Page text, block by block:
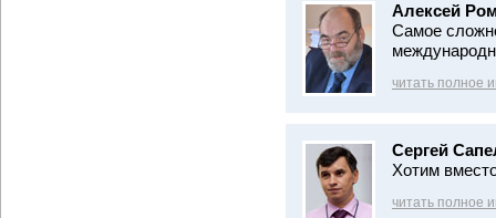
Алексей
Самое
читать полное
Сергей
Хотим
читать полное